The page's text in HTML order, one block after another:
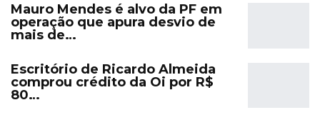
Mauro Mendes é alvo da PF em
operação que apura desvio de
mais de…
Escritório de Ricardo Almeida
comprou crédito da Oi por R$
80…